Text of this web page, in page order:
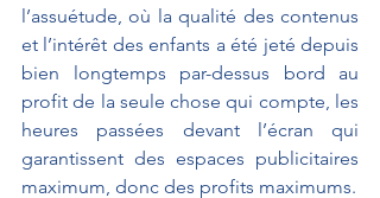
l’assuétude, où la qualité des contenus
et l’intérêt des enfants a été jeté depuis
bien longtemps par-dessus bord au
profit de la seule chose qui compte, les
heures passées devant l’écran qui
garantissent des espaces publicitaires
maximum, donc des profits maximums.